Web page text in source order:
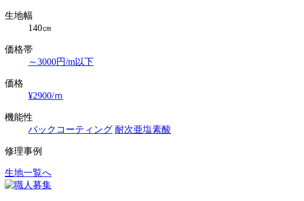
生地幅
140㎝
価格帯
～3000円/m以下
価格
¥2900/ｍ
機能性
バックコーティング 耐次亜塩素酸
修理事例
投
生地一覧へ